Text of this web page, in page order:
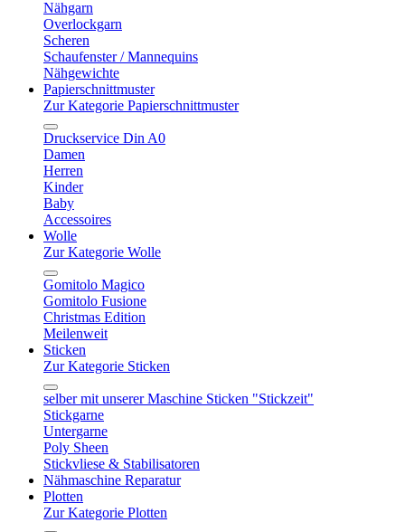
Nähgarn
Overlockgarn
Scheren
Schaufenster / Mannequins
Nähgewichte
Papierschnittmuster
Zur Kategorie Papierschnittmuster
Druckservice Din A0
Damen
Herren
Kinder
Baby
Accessoires
Wolle
Zur Kategorie Wolle
Gomitolo Magico
Gomitolo Fusione
Christmas Edition
Meilenweit
Sticken
Zur Kategorie Sticken
selber mit unserer Maschine Sticken "Stickzeit"
Stickgarne
Untergarne
Poly Sheen
Stickvliese & Stabilisatoren
Nähmaschine Reparatur
Plotten
Zur Kategorie Plotten